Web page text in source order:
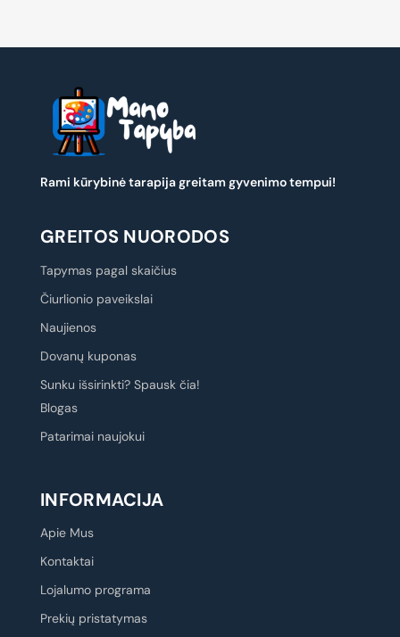
Rami kūrybinė tarapija greitam gyvenimo tempui!
GREITOS NUORODOS
Tapymas pagal skaičius
Čiurlionio paveikslai
Naujienos
Dovanų kuponas
Sunku išsirinkti? Spausk čia!
Blogas
Patarimai naujokui
INFORMACIJA
Apie Mus
Kontaktai
Lojalumo programa
Prekių pristatymas